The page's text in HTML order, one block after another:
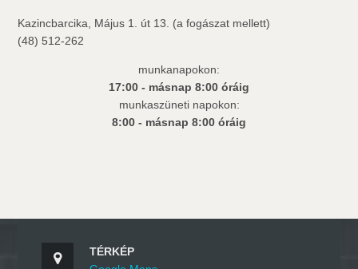
Kazincbarcika, Május 1. út 13. (a fogászat mellett)
(48) 512-262
munkanapokon:
17:00 - másnap 8:00 óráig
munkaszüneti napokon:
8:00 - másnap 8:00 óráig
TÉRKÉP